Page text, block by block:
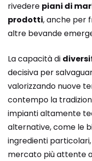
rivedere piani di
prodotti, anche per
altre bevande
La capacità di
decisiva per
valorizzando nuove
contempo la
impianti altamente
alternative, come le
ingredienti
mercato più attente